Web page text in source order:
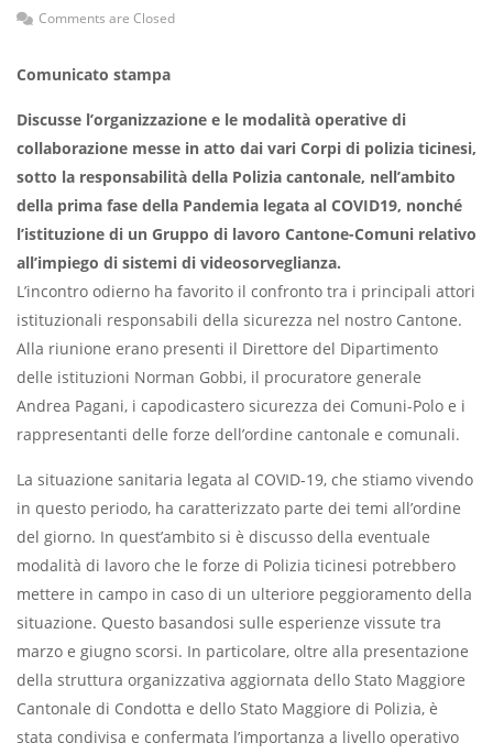
Comments are Closed
Comunicato stampa
Discusse l’organizzazione e le modalità operative di
collaborazione messe in atto dai vari Corpi di polizia ticinesi,
sotto la responsabilità della Polizia cantonale, nell’ambito
della prima fase della Pandemia legata al COVID19, nonché
l’istituzione di un Gruppo di lavoro Cantone-Comuni relativo
all’impiego di sistemi di videosorveglianza.
L’incontro odierno ha favorito il confronto tra i principali attori
istituzionali responsabili della sicurezza nel nostro Cantone.
Alla riunione erano presenti il Direttore del Dipartimento
delle istituzioni Norman Gobbi, il procuratore generale
Andrea Pagani, i capodicastero sicurezza dei Comuni-Polo e i
rappresentanti delle forze dell’ordine cantonale e comunali.
La situazione sanitaria legata al COVID-19, che stiamo vivendo
in questo periodo, ha caratterizzato parte dei temi all’ordine
del giorno. In quest’ambito si è discusso della eventuale
modalità di lavoro che le forze di Polizia ticinesi potrebbero
mettere in campo in caso di un ulteriore peggioramento della
situazione. Questo basandosi sulle esperienze vissute tra
marzo e giugno scorsi. In particolare, oltre alla presentazione
della struttura organizzativa aggiornata dello Stato Maggiore
Cantonale di Condotta e dello Stato Maggiore di Polizia, è
stata condivisa e confermata l’importanza a livello operativo